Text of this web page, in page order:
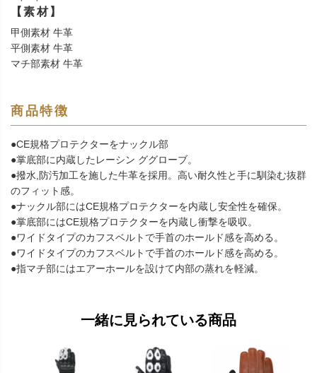
【素材】
甲側素材 牛革
平側素材 牛革
マチ部素材 牛革
商品特徴
●CE規格プロテクターをナックル部
●掌底部に内蔵したレーシン ググローブ。
●撥水,防汚加工を施した牛革を採用。高い耐久性と手に馴染む抜群
のフィット感。
●ナックル部にはCE規格プロテクターを内蔵し安全性を確保。
●掌底部にはCE規格プロテクターを内蔵し衝撃を吸収。
●ワイドタイプのカフスベルトで手首のホールド感を高める。
●ワイドタイプのカフスベルトで手首のホールド感を高める。
●指マチ部にはエアーホールを設けて内部の蒸れを軽減。
一緒に見られている商品